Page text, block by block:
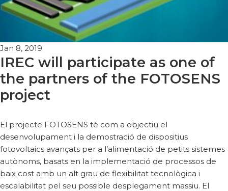
Jan 8, 2019
IREC will participate as one of
the partners of the FOTOSENS
project
El projecte FOTOSENS té com a objectiu el
desenvolupament i la demostració de dispositius
fotovoltaics avançats per a l’alimentació de petits sistemes
autònoms, basats en la implementació de processos de
baix cost amb un alt grau de flexibilitat tecnològica i
escalabilitat pel seu possible desplegament massiu. El